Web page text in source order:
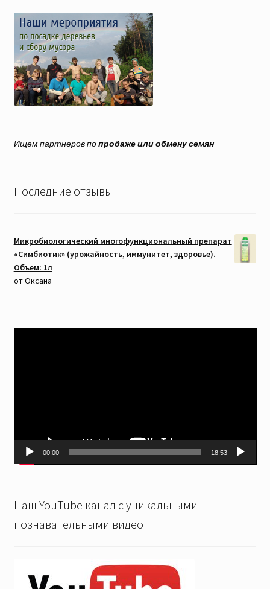
Ищем партнеров попродаже или обмену семян
Последние отзывы
Микробиологический многофункциональный препарат
«Симбиотик» (урожайность, иммунитет, здоровье).
Объем: 1л
от Оксана
00:00 18:53
Наш YouTube канал с уникальными
познавательными видео